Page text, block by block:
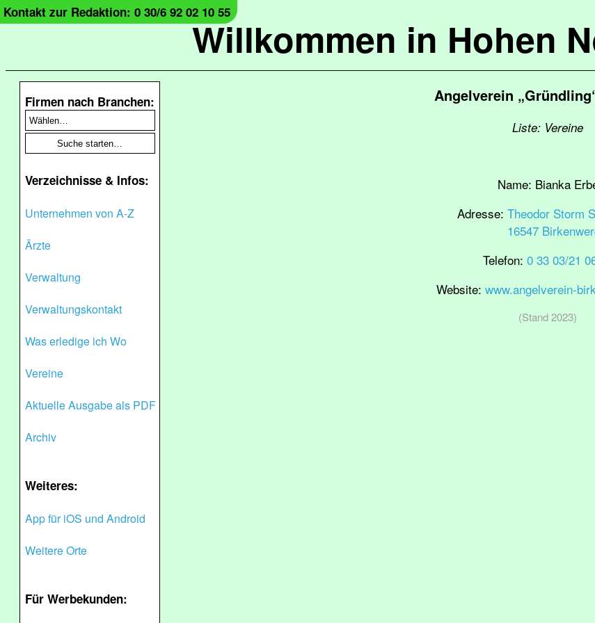
Willkommen in Hohen
Kontakt zur Redaktion: 0 30/6 92 02 10 55
Firmen nach Branchen:
Verzeichnisse & Infos:
Unternehmen von A-Z
Ärzte
Verwaltung
Verwaltungskontakt
Was erledige ich Wo
Vereine
Aktuelle Ausgabe als PDF
Archiv
Weiteres:
App für iOS und Android
Weitere Orte
Für Werbekunden:
Angelverein
Liste: Vereine
Name: Bianka
Adresse: Theodor Storm
16547
Telefon: 0 33 03/21
Website: www.angelverein-
(Stand 2023)